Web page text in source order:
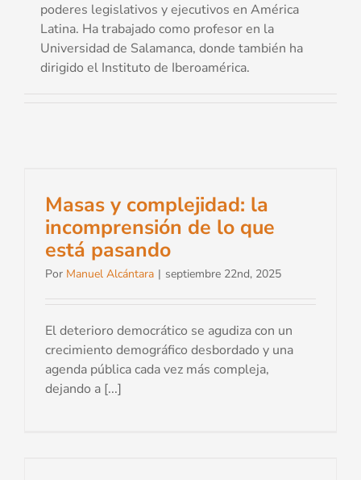
poderes legislativos y ejecutivos en América
Latina. Ha trabajado como profesor en la
Universidad de Salamanca, donde también ha
dirigido el Instituto de Iberoamérica.
Masas y complejidad: la
incomprensión de lo que
está pasando
Por Manuel Alcántara | septiembre 22nd, 2025
El deterioro democrático se agudiza con un
crecimiento demográfico desbordado y una
agenda pública cada vez más compleja,
dejando a [...]